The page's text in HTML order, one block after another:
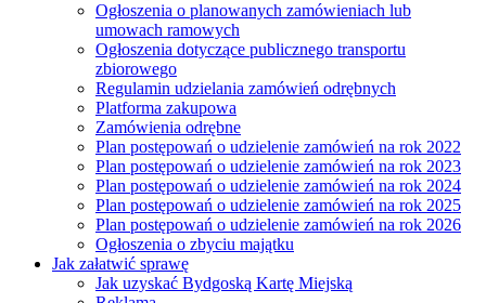
Ogłoszenia o planowanych zamówieniach lub
umowach ramowych
Ogłoszenia dotyczące publicznego transportu
zbiorowego
Regulamin udzielania zamówień odrębnych
Platforma zakupowa
Zamówienia odrębne
Plan postępowań o udzielenie zamówień na rok 2022
Plan postępowań o udzielenie zamówień na rok 2023
Plan postępowań o udzielenie zamówień na rok 2024
Plan postępowań o udzielenie zamówień na rok 2025
Plan postępowań o udzielenie zamówień na rok 2026
Ogłoszenia o zbyciu majątku
Jak załatwić sprawę
Jak uzyskać Bydgoską Kartę Miejską